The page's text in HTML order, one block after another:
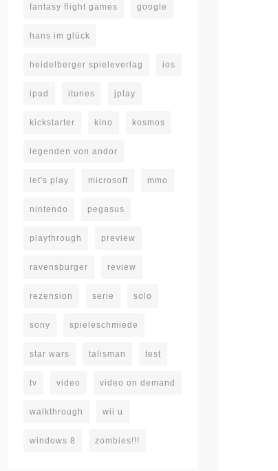
fantasy flight games google
hans im glück
heidelberger spieleverlag ios
ipad itunes jplay
kickstarter kino kosmos
legenden von andor
let's play microsoft mmo
nintendo pegasus
playthrough preview
ravensburger review
rezension serie solo
sony spieleschmiede
star wars talisman test
tv video video on demand
walkthrough wii u
windows 8 zombies!!!